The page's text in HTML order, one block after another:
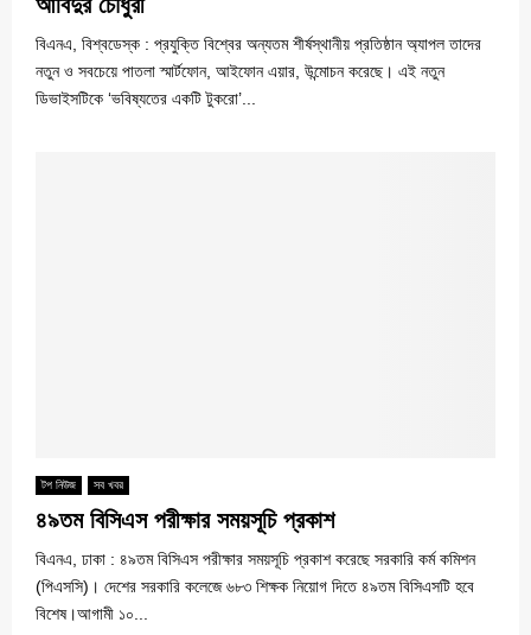
বিএনএ, বিশ্বডেস্ক : প্রযুক্তি বিশ্বের অন্যতম শীর্ষস্থানীয় প্রতিষ্ঠান অ্যাপল তাদের
নতুন ও সবচেয়ে পাতলা স্মার্টফোন, আইফোন এয়ার, উন্মোচন করেছে। এই নতুন
ডিভাইসটিকে ‘ভবিষ্যতের একটি টুকরো’...
টপ নিউজ সব খবর
৪৯তম বিসিএস পরীক্ষার সময়সূচি প্রকাশ
বিএনএ, ঢাকা : ৪৯তম বিসিএস পরীক্ষার সময়সূচি প্রকাশ করেছে সরকারি কর্ম কমিশন
(পিএসসি)। দেশের সরকারি কলেজে ৬৮৩ শিক্ষক নিয়োগ দিতে ৪৯তম বিসিএসটি হবে
বিশেষ।আগামী ১০...